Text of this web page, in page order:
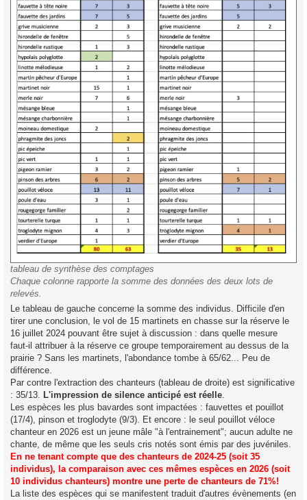
tableau de synthèse des comptages
Chaque colonne rapporte la somme des données des deux lots de
relevés.
Le tableau de gauche concerne la somme des individus. Difficile d'en
tirer une conclusion, le vol de 15 martinets en chasse sur la réserve le
16 juillet 2024 pouvant être sujet à discussion : dans quelle mesure
faut-il attribuer à la réserve ce groupe temporairement au dessus de la
prairie ? Sans les martinets, l'abondance tombe à 65/62... Peu de
différence.
Par contre l'extraction des chanteurs (tableau de droite) est significative
: 35/13. L'impression de silence anticipé est réelle.
Les espèces les plus bavardes sont impactées : fauvettes et pouillot
(17/4), pinson et troglodyte (9/3). Et encore : le seul pouillot véloce
chanteur en 2026 est un jeune mâle "à l'entrainement"; aucun adulte ne
chante, de même que les seuls cris notés sont émis par des juvéniles.
En ne tenant compte que des chanteurs de 2024-25 (soit 35
individus), la comparaison avec ces mêmes espèces en 2026 (soit
10 individus chanteurs) montre une perte de chanteurs de 71%!
La liste des espèces qui se manifestent traduit d'autres évènements (en